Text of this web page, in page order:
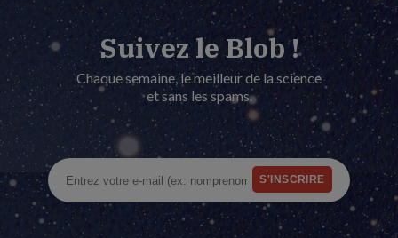
Suivez le Blob !
Chaque semaine, le meilleur de la science
et sans les spams.